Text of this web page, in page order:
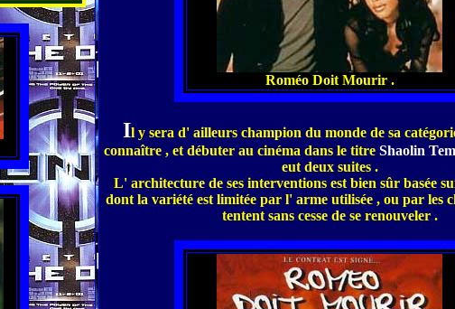
Roméo Doit Mourir .
Il y sera d' ailleurs champion du monde de sa
connaître , et débuter au cinéma dans le titre Shaolin
eut deux suites .
L' architecture de ses interventions est bien sûr basée
dont la variété est limitée par l' arme utilisée , ou par les
tentent sans cesse de se renouveler .